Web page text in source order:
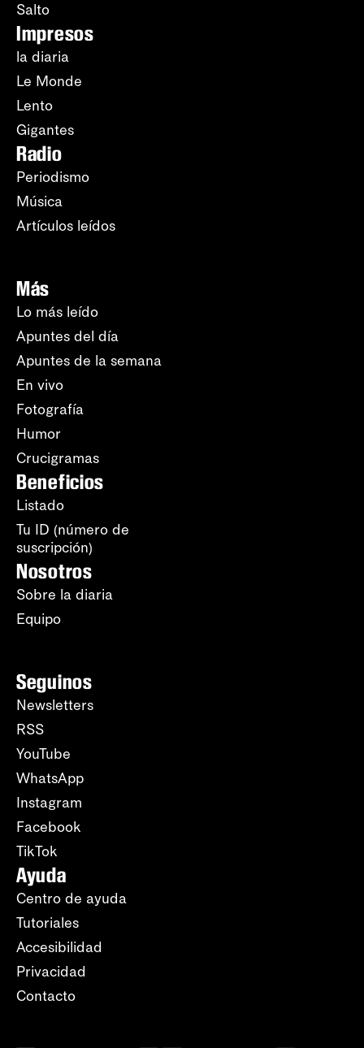
Salto
Impresos
la diaria
Le Monde
Lento
Gigantes
Radio
Periodismo
Música
Artículos leídos
Más
Lo más leído
Apuntes del día
Apuntes de la semana
En vivo
Fotografía
Humor
Crucigramas
Beneficios
Listado
Tu ID (número de
suscripción)
Nosotros
Sobre la diaria
Equipo
Seguinos
Newsletters
RSS
YouTube
WhatsApp
Instagram
Facebook
TikTok
Ayuda
Centro de ayuda
Tutoriales
Accesibilidad
Privacidad
Contacto